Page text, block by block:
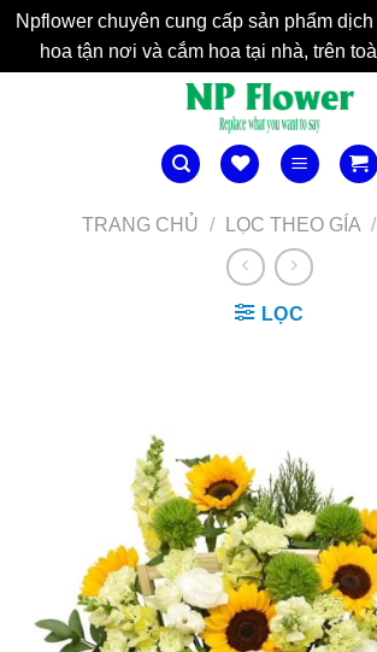
Npflower chuyên cung cấp sản phẩm
hoa tận nơi và cắm hoa tại nhà, trên
TRANG CHỦ / LỌC THEO GÍA /
LỌC